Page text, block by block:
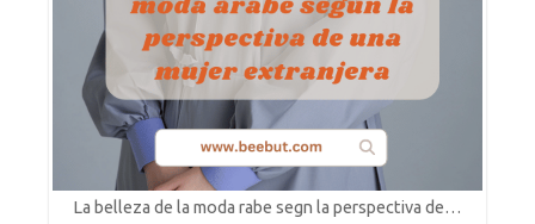
La belleza de la moda rabe segn la perspectiva de…